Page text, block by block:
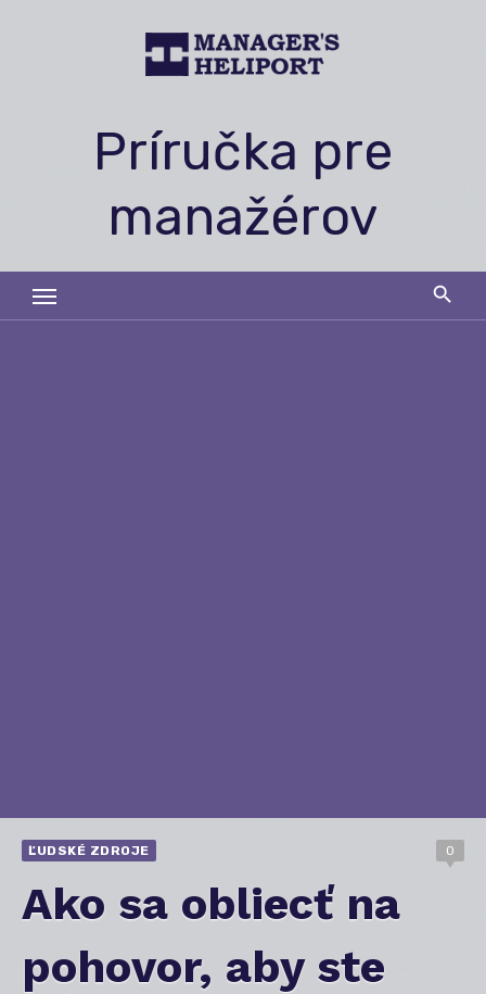
Príručka pre
manažérov
ĽUDSKÉ ZDROJE 0
Ako sa obliecť na
pohovor, aby ste